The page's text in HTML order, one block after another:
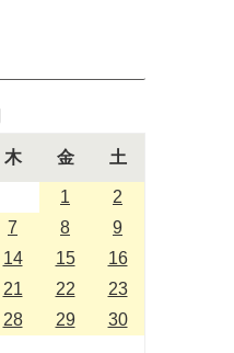
木 金 土
1
2
7 8
9
14 15
16
21 22
23
28 29
30